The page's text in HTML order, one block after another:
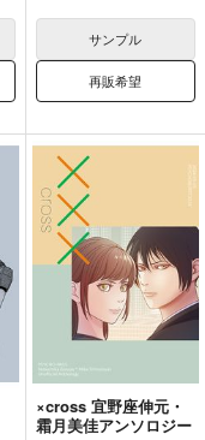
サンプル
再販希望
×cross 宜野座伸元・
霜月美佳アンソロジー